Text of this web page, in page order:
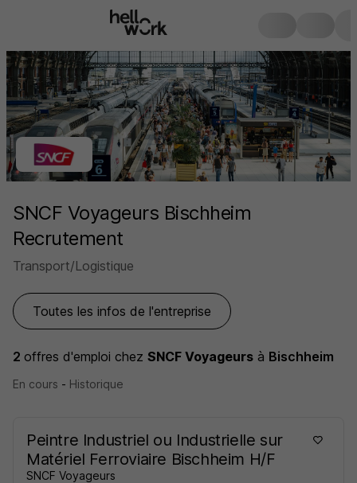
SNCF Voyageurs Bischheim
Recrutement
Transport/Logistique
Toutes les infos de l'entreprise
2 offres d'emploi chez SNCF Voyageurs à Bischheim
En cours - Historique
Peintre Industriel ou Industrielle sur
Matériel Ferroviaire Bischheim H/F
SNCF Voyageurs